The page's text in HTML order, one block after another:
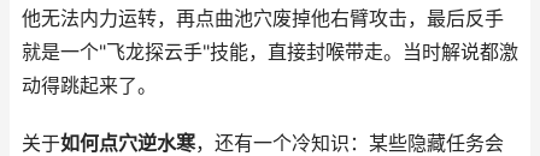
他无法内力运转，再点曲池穴废掉他右臂攻击，最后反手
就是一个"飞龙探云手"技能，直接封喉带走。当时解说都激
动得跳起来了。
关于如何点穴逆水寒，还有一个冷知识：某些隐藏任务会